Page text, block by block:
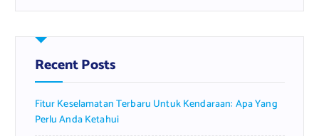
r
h
f
o
:
Recent Posts
Fitur Keselamatan Terbaru Untuk Kendaraan: Apa Yang
Perlu Anda Ketahui